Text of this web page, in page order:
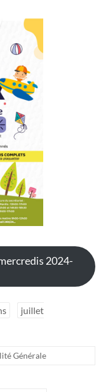
2024-
juillet
Générale